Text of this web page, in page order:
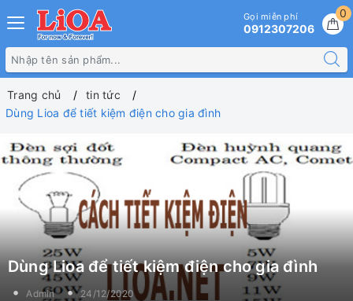
0
Gọi miễn phí
0912307206
Trang chủ
tin tức
Dùng Lioa để tiết kiệm điện cho gia đình
Dùng Lioa để tiết kiệm điện cho gia đình
Admin 24/12/2020